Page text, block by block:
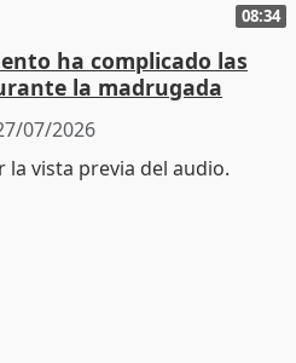
08:34
ha complicado las
la madrugada
07/2026